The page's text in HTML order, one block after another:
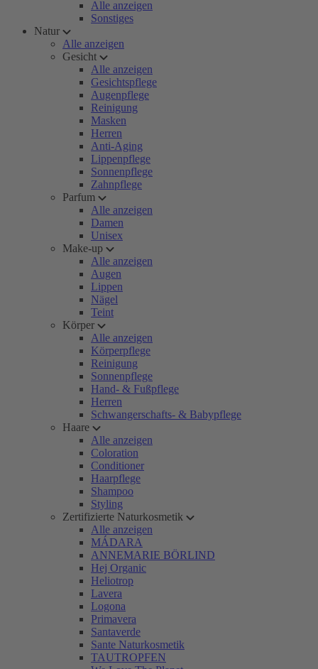
Alle anzeigen
Sonstiges
Natur
Alle anzeigen
Gesicht
Alle anzeigen
Gesichtspflege
Augenpflege
Reinigung
Masken
Herren
Anti-Aging
Lippenpflege
Sonnenpflege
Zahnpflege
Parfum
Alle anzeigen
Damen
Unisex
Make-up
Alle anzeigen
Augen
Lippen
Nägel
Teint
Körper
Alle anzeigen
Körperpflege
Reinigung
Sonnenpflege
Hand- & Fußpflege
Herren
Schwangerschafts- & Babypflege
Haare
Alle anzeigen
Coloration
Conditioner
Haarpflege
Shampoo
Styling
Zertifizierte Naturkosmetik
Alle anzeigen
MÁDARA
ANNEMARIE BÖRLIND
Hej Organic
Heliotrop
Lavera
Logona
Primavera
Santaverde
Sante Naturkosmetik
TAUTROPFEN